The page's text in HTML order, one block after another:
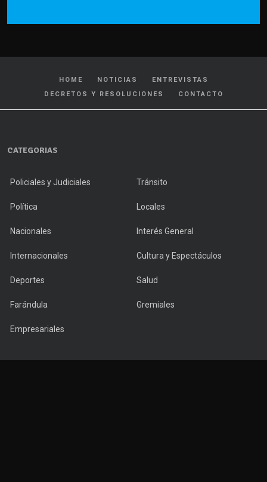
HOME NOTICIAS
ENTREVISTAS
DECRETOS Y RESOLUCIONES
CONTACTO
CATEGORIAS
Policiales y Judiciales Tránsito
Política Locales
Nacionales Interés General
Internacionales Cultura y Espectáculos
Deportes Salud
Farándula Gremiales
Empresariales